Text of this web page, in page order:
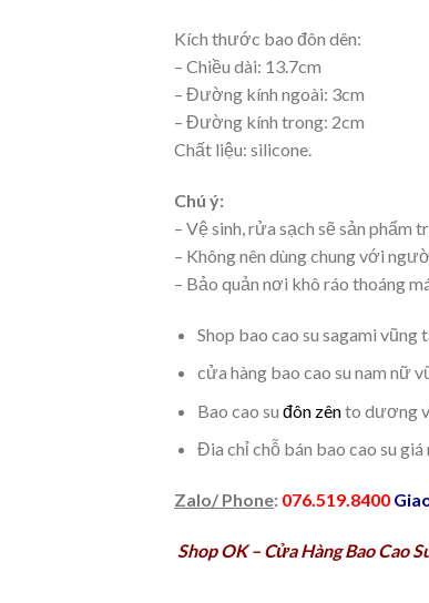
Kích thước bao đôn dên:
– Chiều dài: 13.7cm
– Đường kính ngoài: 3cm
– Đường kính trong: 2cm
Chất liệu: silicone.
Chú ý:
– Vệ sinh, rửa sạch sẽ sản phẩm
– Không nên dùng chung với
– Bảo quản nơi khô ráo thoáng
Shop bao cao su sagami vũng
cửa hàng bao cao su nam nữ
Bao cao su đôn zênto dương
Đia chỉ chỗ bán bao cao su
Zalo/ Phone: 076.519.8400
Shop OK – Cửa Hàng Bao Cao